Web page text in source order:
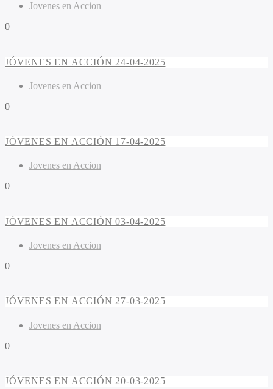
Jovenes en Accion
0
JÓVENES EN ACCIÓN 24-04-2025
Jovenes en Accion
0
JÓVENES EN ACCIÓN 17-04-2025
Jovenes en Accion
0
JÓVENES EN ACCIÓN 03-04-2025
Jovenes en Accion
0
JÓVENES EN ACCIÓN 27-03-2025
Jovenes en Accion
0
JÓVENES EN ACCIÓN 20-03-2025